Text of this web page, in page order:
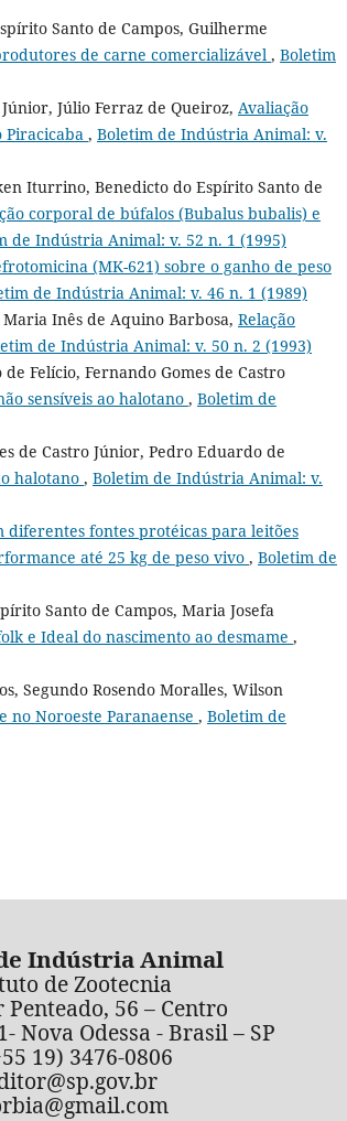
Santo de Campos, Guilherme
de carne comercializável , Boletim
Júlio Ferraz de Queiroz, Avaliação
Piracicaba , Boletim de Indústria Animal: v.
Iturrino, Benedicto do Espírito Santo de
corporal de búfalos (Bubalus bubalis) e
de Indústria Animal: v. 52 n. 1 (1995)
(MK-621) sobre o ganho de peso
de Indústria Animal: v. 46 n. 1 (1989)
Inês de Aquino Barbosa, Relação
de Indústria Animal: v. 50 n. 2 (1993)
Felício, Fernando Gomes de Castro
sensíveis ao halotano , Boletim de
de Castro Júnior, Pedro Eduardo de
halotano , Boletim de Indústria Animal: v.
diferentes fontes protéicas para leitões
até 25 kg de peso vivo , Boletim de
Santo de Campos, Maria Josefa
e Ideal do nascimento ao desmame ,
Segundo Rosendo Moralles, Wilson
no Noroeste Paranaense , Boletim de
Indústria Animal
de Zootecnia
56 – Centro
Nova Odessa - Brasil – SP
19) 3476-0806